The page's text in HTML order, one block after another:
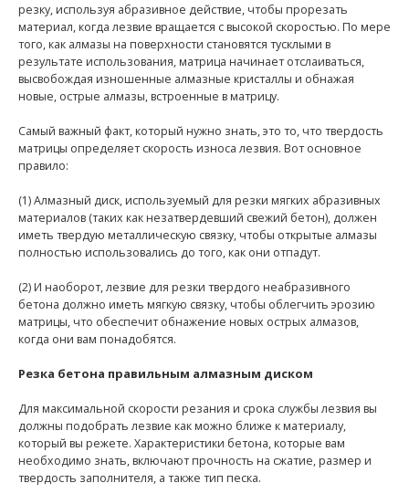
резку, используя абразивное действие, чтобы прорезать
материал, когда лезвие вращается с высокой скоростью. По мере
того, как алмазы на поверхности становятся тусклыми в
результате использования, матрица начинает отслаиваться,
высвобождая изношенные алмазные кристаллы и обнажая
новые, острые алмазы, встроенные в матрицу.
Самый важный факт, который нужно знать, это то, что твердость
матрицы определяет скорость износа лезвия. Вот основное
правило:
(1) Алмазный диск, используемый для резки мягких абразивных
материалов (таких как незатвердевший свежий бетон), должен
иметь твердую металлическую связку, чтобы открытые алмазы
полностью использовались до того, как они отпадут.
(2) И наоборот, лезвие для резки твердого неабразивного
бетона должно иметь мягкую связку, чтобы облегчить эрозию
матрицы, что обеспечит обнажение новых острых алмазов,
когда они вам понадобятся.
Резка бетона правильным алмазным диском
Для максимальной скорости резания и срока службы лезвия вы
должны подобрать лезвие как можно ближе к материалу,
который вы режете. Характеристики бетона, которые вам
необходимо знать, включают прочность на сжатие, размер и
твердость заполнителя, а также тип песка.